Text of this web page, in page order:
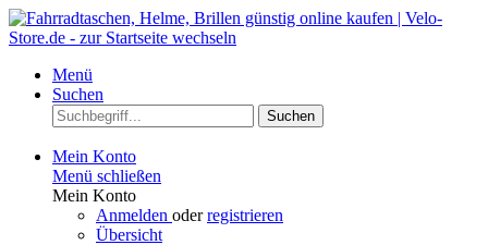
Menü
Suchen
Suchen
Mein Konto
Menü schließen
Mein Konto
Anmelden oderregistrieren
Übersicht